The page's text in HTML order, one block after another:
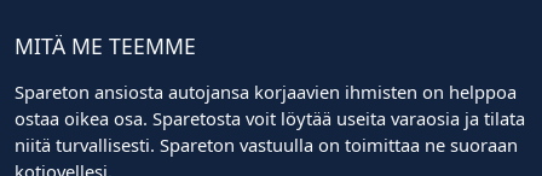
MITÄ ME TEEMME
Spareton ansiosta autojansa korjaavien ihmisten on helppoa
ostaa oikea osa. Sparetosta voit löytää useita varaosia ja tilata
niitä turvallisesti. Spareton vastuulla on toimittaa ne suoraan